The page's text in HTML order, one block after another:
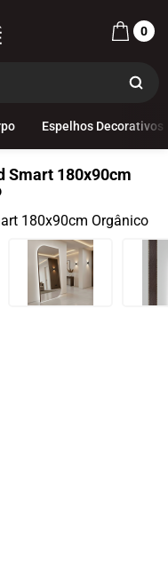
0
Espelhos Decorativos
Smart 180x90cm